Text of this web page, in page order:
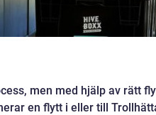
men med hjälp av rätt
en flytt i eller till